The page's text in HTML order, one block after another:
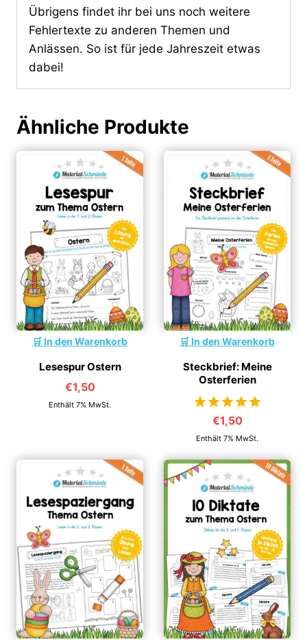
Übrigens findet ihr bei uns noch weitere
Fehlertexte zu anderen Themen und
Anlässen. So ist für jede Jahreszeit etwas
dabei!
Ähnliche Produkte
In den Warenkorb
Lesespur Ostern
€1,50
Enthält 7% MwSt.
In den Warenkorb
Steckbrief: Meine
Osterferien
von 5
€1,50
Enthält 7% MwSt.